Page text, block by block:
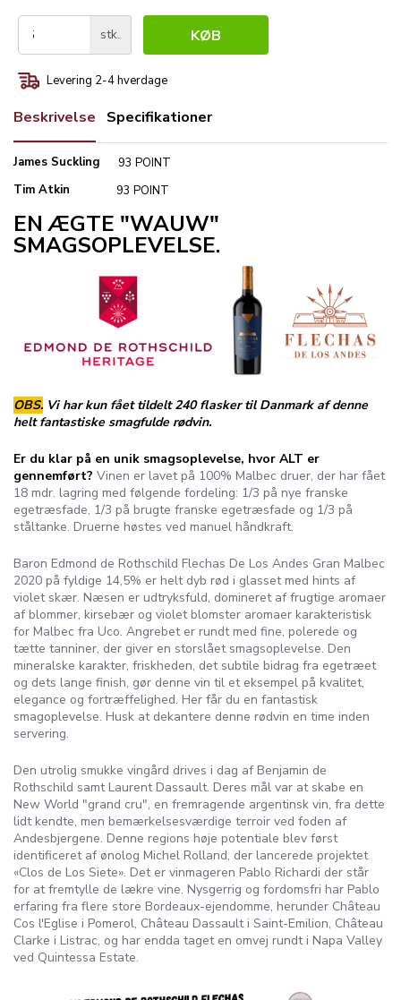
stk. KØB
Levering 2-4 hverdage
Beskrivelse Specifikationer
James Suckling
93 POINT
Tim Atkin
93 POINT
EN ÆGTE "WAUW"
SMAGSOPLEVELSE.
OBS. Vi har kun fået tildelt 240 flasker til Danmark af denne
helt fantastiske smagfulde rødvin.
Er du klar på en unik smagsoplevelse, hvor ALT er
gennemført? Vinen er lavet på 100% Malbec druer, der har fået
18 mdr. lagring med følgende fordeling: 1/3 på nye franske
egetræsfade, 1/3 på brugte franske egetræsfade og 1/3 på
ståltanke. Druerne høstes ved manuel håndkraft.
Baron Edmond de Rothschild Flechas De Los Andes Gran Malbec
2020 på fyldige 14,5% er helt dyb rød i glasset med hints af
violet skær. Næsen er udtryksfuld, domineret af frugtige aromaer
af blommer, kirsebær og violet blomster aromaer karakteristisk
for Malbec fra Uco. Angrebet er rundt med fine, polerede og
tætte tanniner, der giver en storslået smagsoplevelse. Den
mineralske karakter, friskheden, det subtile bidrag fra egetræet
og dets lange finish, gør denne vin til et eksempel på kvalitet,
elegance og fortræffelighed. Her får du en fantastisk
smagoplevelse. Husk at dekantere denne rødvin en time inden
servering.
Den utrolig smukke vingård drives i dag af Benjamin de
Rothschild samt Laurent Dassault. Deres mål var at skabe en
New World "grand cru", en fremragende argentinsk vin, fra dette
lidt kendte, men bemærkelsesværdige terroir ved foden af ​​
Andesbjergene. Denne regions høje potentiale blev først
identificeret af ønolog Michel Rolland, der lancerede projektet
«Clos de Los Siete». Det er vinmageren Pablo Richardi der står
for at fremtylle de lækre vine. Nysgerrig og fordomsfri har Pablo
erfaring fra flere store Bordeaux-ejendomme, herunder Château
Cos l'Eglise i Pomerol, Château Dassault i Saint-Emilion, Château
Clarke i Listrac, og har endda taget en omvej rundt i Napa Valley
ved Quintessa Estate.